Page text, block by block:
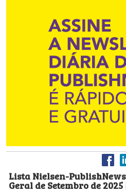
Lista Nielsen-
Geral de Setembro de